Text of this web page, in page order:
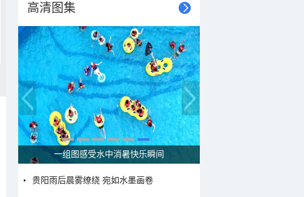
高清图集
一组图感受水中消暑快乐瞬间
贵阳雨后晨雾缭绕 宛如水墨画卷